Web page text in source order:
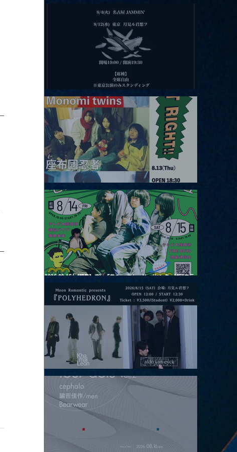
2026.08.12 |【観覧】田澤孝介 ソロワンマン 「Ballad Box 2026」
2026.08.13 |【観覧】JUST RIGHT!! vol.26
2026.08.15 |【観覧】夜）『巷のmyストーリー/センター"訳"フラ
ッシュ⚡️後編』
2026.08.15 |【観覧】昼）月見ルpre.『POLYHEDRON』